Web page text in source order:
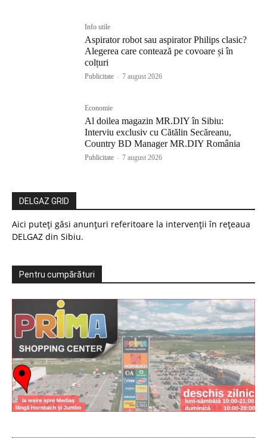
Info utile
Aspirator robot sau aspirator Philips clasic?
Alegerea care contează pe covoare și în
colțuri
Publicitate - 7 august 2026
Economie
Al doilea magazin MR.DIY în Sibiu:
Interviu exclusiv cu Cătălin Secăreanu,
Country BD Manager MR.DIY România
Publicitate - 7 august 2026
DELGAZ GRID
Aici puteți găsi anunțuri referitoare la intervenții în rețeaua
DELGAZ din Sibiu.
Pentru cumpărături